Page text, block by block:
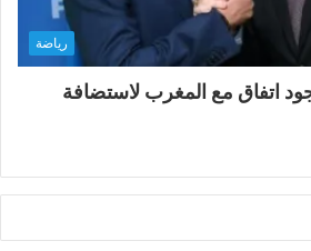
رياضة
اتفاق مع المغرب لاستضافة